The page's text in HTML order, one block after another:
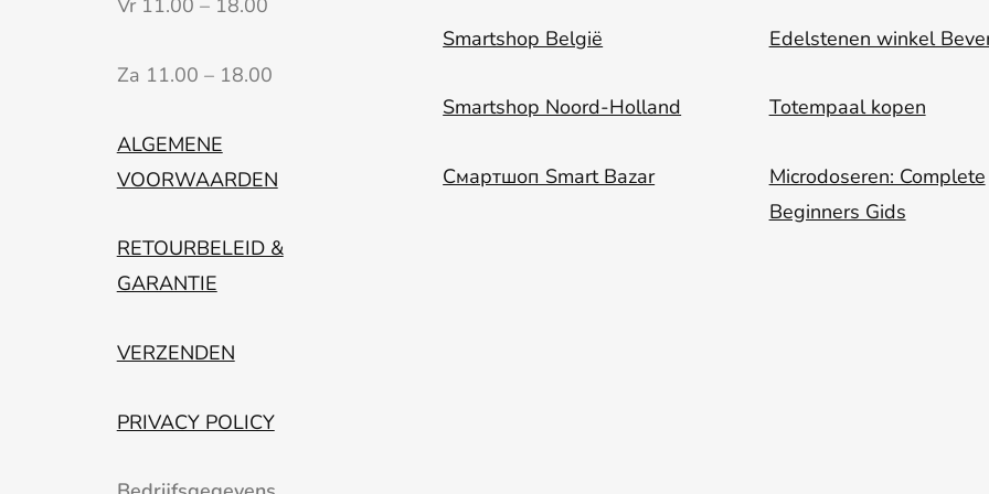
Vr 11.00 – 18.00
Za 11.00 – 18.00
ALGEMENE
VOORWAARDEN
RETOURBELEID &
GARANTIE
VERZENDEN
PRIVACY POLICY
Smartshop België
Smartshop Noord-Holland
Смартшоп Smart Bazar
Edelstenen winkel
Totempaal kopen
Microdoseren: Complete
Beginners Gids